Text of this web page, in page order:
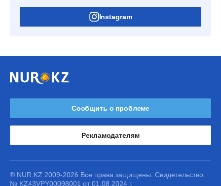
Instagram
Сообщить о проблеме
Рекламодателям
® NUR.KZ 2009-2026 Все права защищены. Свидетельство
№ KZ43VPY00098001 от 01.08.2024 г.